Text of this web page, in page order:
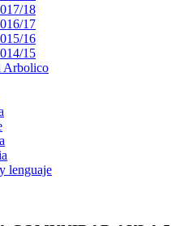
18
17
16
15
Arbolico
lenguaje